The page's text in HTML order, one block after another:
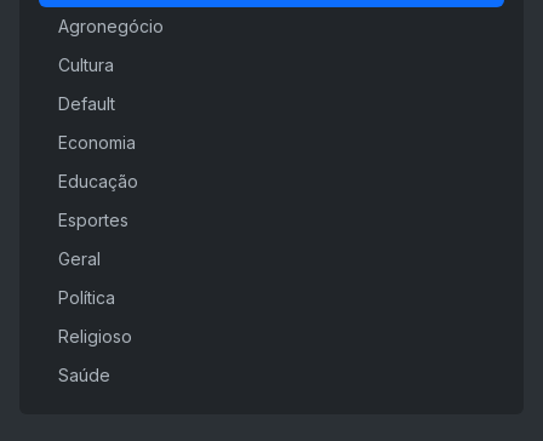
Agronegócio
Cultura
Default
Economia
Educação
Esportes
Geral
Política
Religioso
Saúde